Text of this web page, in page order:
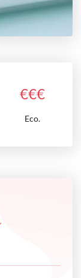
€€€
Eco.